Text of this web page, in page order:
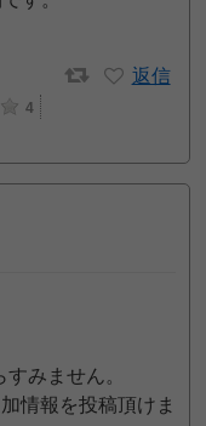
返信
4
みません。
情報を投稿頂けま